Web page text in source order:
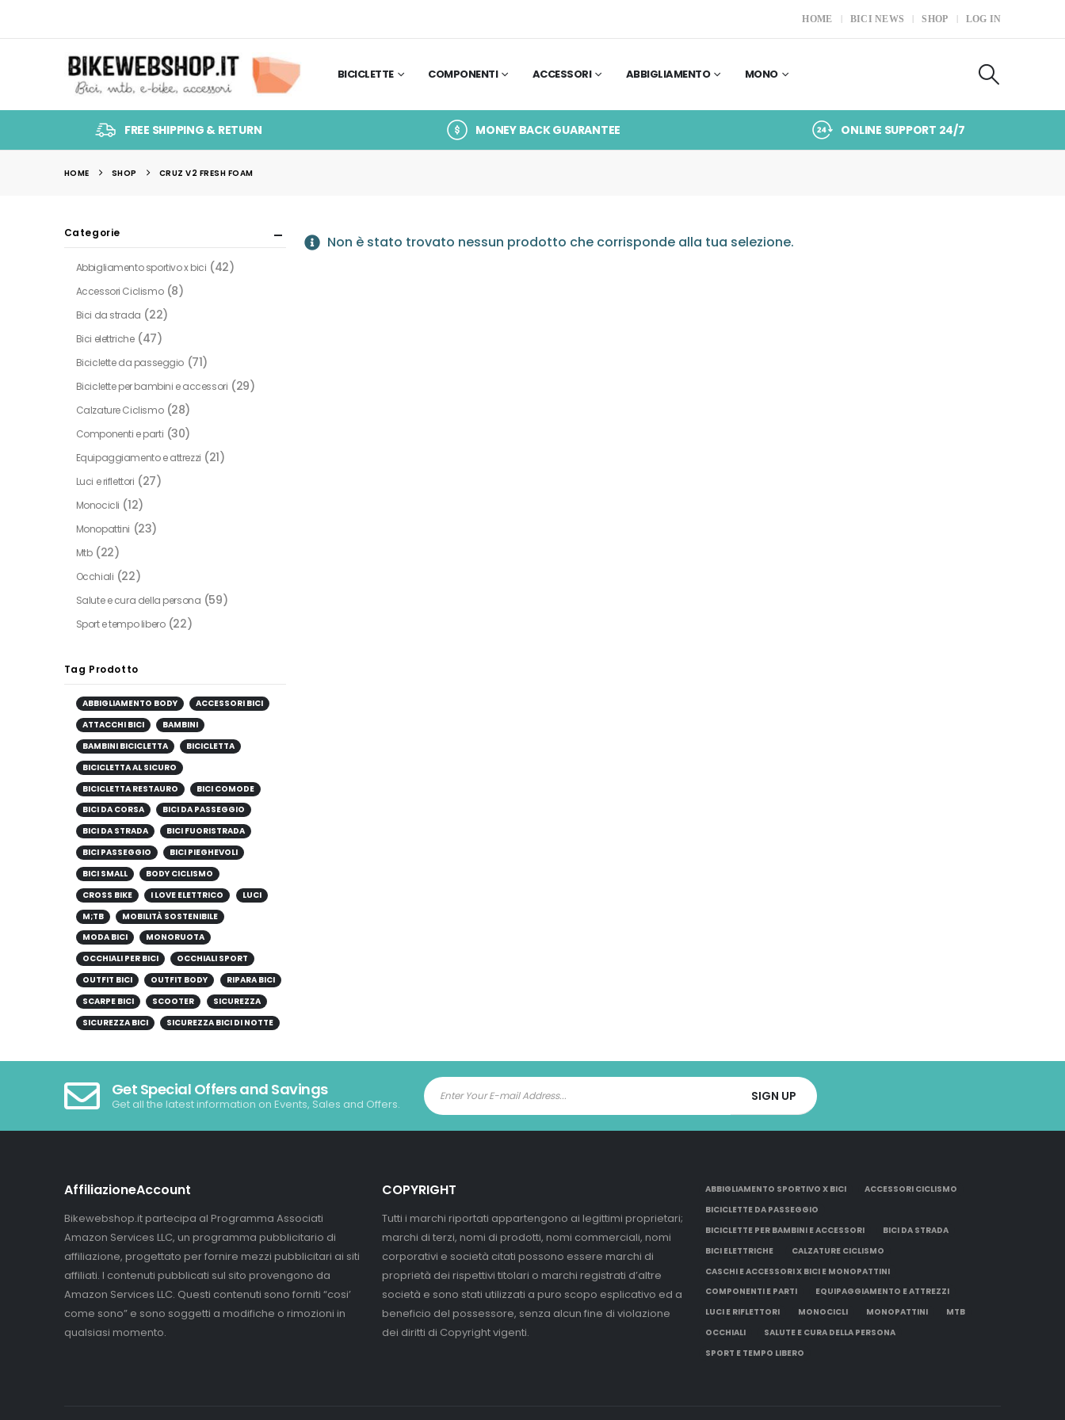
HOME BICI NEWS SHOP LOG IN
BICICLETTE COMPONENTI ACCESSORI ABBIGLIAMENTO MONO
FREE SHIPPING & RETURN MONEY BACK GUARANTEE ONLINE SUPPORT 24/7
HOME SHOP CRUZ V2 FRESH FOAM
Non è stato trovato nessun prodotto che corrisponde alla tua selezione.
Categorie
Abbigliamento sportivo x bici (42)
Accessori Ciclismo (8)
Bici da strada (22)
Bici elettriche (47)
Biciclette da passeggio (71)
Biciclette per bambini e accessori (29)
Calzature Ciclismo (28)
Componenti e parti (30)
Equipaggiamento e attrezzi (21)
Luci e riflettori (27)
Monocicli (12)
Monopattini (23)
Mtb (22)
Occhiali (22)
Salute e cura della persona (59)
Sport e tempo libero (22)
Tag Prodotto
ABBIGLIAMENTO BODY
ACCESSORI BICI
ATTACCHI BICI
BAMBINI
BAMBINI BICICLETTA
BICICLETTA
BICICLETTA AL SICURO
BICICLETTA RESTAURO
BICI COMODE
BICI DA CORSA
BICI DA PASSEGGIO
BICI DA STRADA
BICI FUORISTRADA
BICI PASSEGGIO
BICI PIEGHEVOLI
BICI SMALL
BODY CICLISMO
CROSS BIKE
I LOVE ELETTRICO
LUCI
M;TB
MOBILITÀ SOSTENIBILE
MODA BICI
MONORUOTA
OCCHIALI PER BICI
OCCHIALI SPORT
OUTFIT BICI
OUTFIT BODY
RIPARA BICI
SCARPE BICI
SCOOTER
SICUREZZA
SICUREZZA BICI
SICUREZZA BICI DI NOTTE
Get Special Offers and Savings
Get all the latest information on Events, Sales and Offers.
AffiliazioneAccount
Bikewebshop.it partecipa al Programma Associati
Amazon Services LLC, un programma pubblicitario di
affiliazione, progettato per fornire mezzi pubblicitari ai siti
affiliati. I contenuti pubblicati sul sito provengono da
Amazon Services LLC. Questi contenuti sono forniti “cosi’
come sono” e sono soggetti a modifiche o rimozioni in
qualsiasi momento.
COPYRIGHT
Tutti i marchi riportati appartengono ai legittimi proprietari;
marchi di terzi, nomi di prodotti, nomi commerciali, nomi
corporativi e società citati possono essere marchi di
proprietà dei rispettivi titolari o marchi registrati d’altre
società e sono stati utilizzati a puro scopo esplicativo ed a
beneficio del possessore, senza alcun fine di violazione
dei diritti di Copyright vigenti.
ABBIGLIAMENTO SPORTIVO X BICI
ACCESSORI CICLISMO
BICICLETTE DA PASSEGGIO
BICICLETTE PER BAMBINI E ACCESSORI
BICI DA STRADA
BICI ELETTRICHE
CALZATURE CICLISMO
CASCHI E ACCESSORI X BICI E MONOPATTINI
COMPONENTI E PARTI
EQUIPAGGIAMENTO E ATTREZZI
LUCI E RIFLETTORI
MONOCICLI MONOPATTINI
MTB
OCCHIALI
SALUTE E CURA DELLA PERSONA
SPORT E TEMPO LIBERO